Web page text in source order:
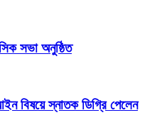
সভা অনুষ্ঠিত
বিষয়ে স্নাতক ডিগ্রি পেলেন